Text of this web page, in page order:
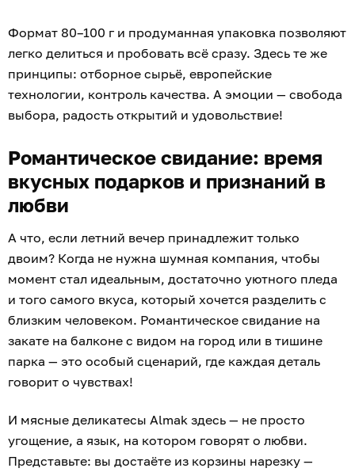
Формат 80–100 г и продуманная упаковка позволяют
легко делиться и пробовать всё сразу. Здесь те же
принципы: отборное сырьё, европейские
технологии, контроль качества. А эмоции — свобода
выбора, радость открытий и удовольствие!
Романтическое свидание: время
вкусных подарков и признаний в
любви
А что, если летний вечер принадлежит только
двоим? Когда не нужна шумная компания, чтобы
момент стал идеальным, достаточно уютного пледа
и того самого вкуса, который хочется разделить с
близким человеком. Романтическое свидание на
закате на балконе с видом на город или в тишине
парка — это особый сценарий, где каждая деталь
говорит о чувствах!
И мясные деликатесы Almak здесь — не просто
угощение, а язык, на котором говорят о любви.
Представьте: вы достаёте из корзины нарезку —